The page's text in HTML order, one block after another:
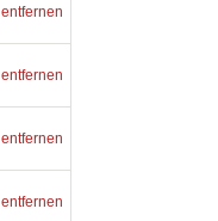
entfernen
entfernen
entfernen
entfernen